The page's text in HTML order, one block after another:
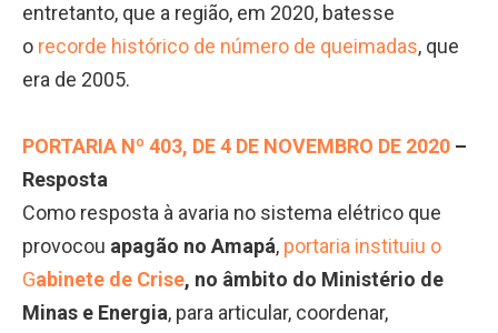
entretanto, que a região, em 2020, batesse
o recorde histórico de número de queimadas, que
era de 2005.
PORTARIA Nº 403, DE 4 DE NOVEMBRO DE 2020 –
Resposta
Como resposta à avaria no sistema elétrico que
provocou apagão no Amapá, portaria instituiu o
Gabinete de Crise, no âmbito do Ministério de
Minas e Energia, para articular, coordenar,